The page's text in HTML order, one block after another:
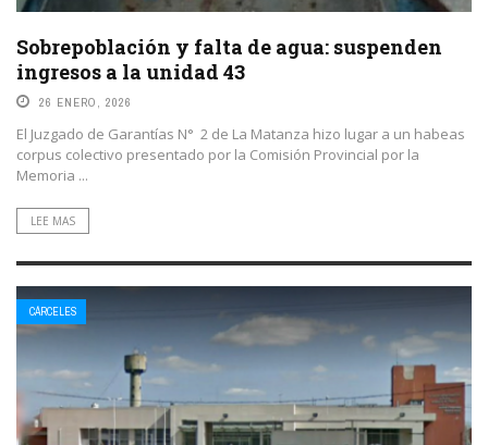
Sobrepoblación y falta de agua: suspenden
ingresos a la unidad 43
26 ENERO, 2026
El Juzgado de Garantías N° 2 de La Matanza hizo lugar a un habeas
corpus colectivo presentado por la Comisión Provincial por la
Memoria ...
LEE MAS
CÁRCELES